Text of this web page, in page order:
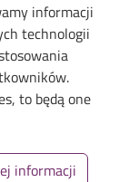
informacji
technologii
to będą one
informacji
University